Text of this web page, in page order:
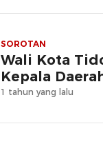
SOROTAN
Wali Kota
Kepala
1 tahun yang lalu